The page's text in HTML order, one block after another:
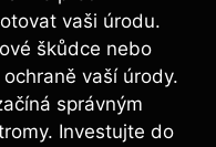
vaši úrodu.
škůdce nebo
vaší úrody.
správným
Investujte do